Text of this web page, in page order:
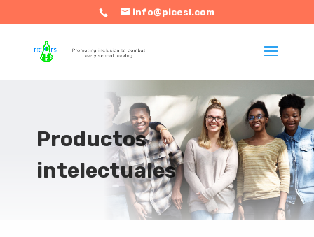
info@picesl.com
Productos
intelectuales